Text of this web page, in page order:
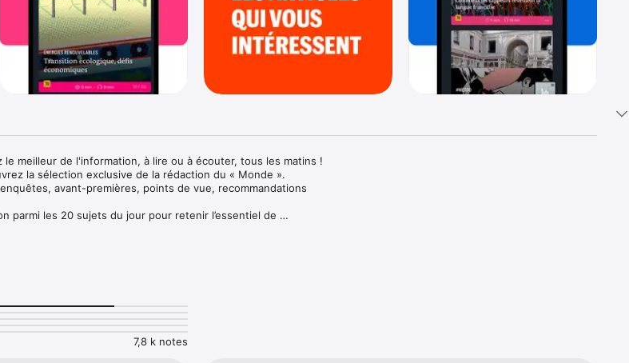
meilleur de l'information, à lire ou à écouter, tous les matins !
la sélection exclusive de la rédaction du « Monde ».
avant-premières, points de vue, recommandations
parmi les 20 sujets du jour pour retenir l’essentiel de
à tout moment de la journée, même hors connexion.
est inclus dans votre abonnement au Monde.
à tous les contenus du Monde sur l'ensemble de nos
13h.
7,8 k notes